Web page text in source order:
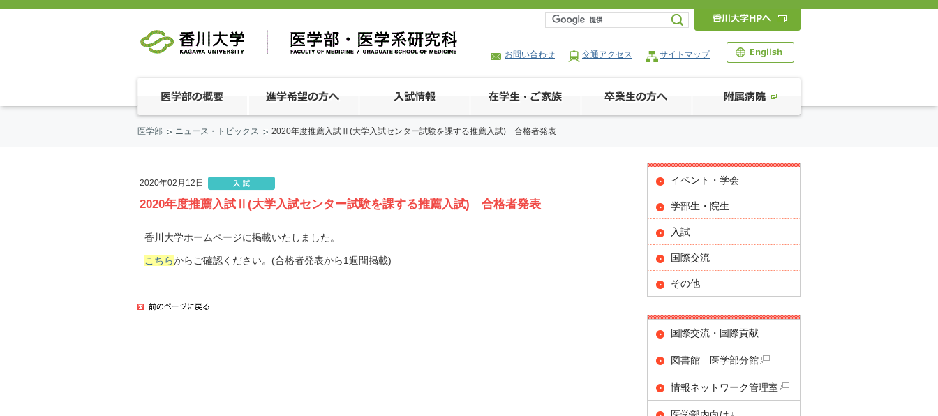
お問い合わせ 交通アクセス サイトマップ
医学部 ニュース・トピックス 2020年度推薦入試Ⅱ(大学入試センター試験を課する推薦入試) 合格者発表
2020年02月12日
2020年度推薦入試Ⅱ(大学入試センター試験を課する推薦入試) 合格者発表
香川大学ホームページに掲載いたしました。
こちらからご確認ください。(合格者発表から1週間掲載)
イベント・学会
学部生・院生
入試
国際交流
その他
国際交流・国際貢献
図書館 医学部分館
情報ネットワーク管理室